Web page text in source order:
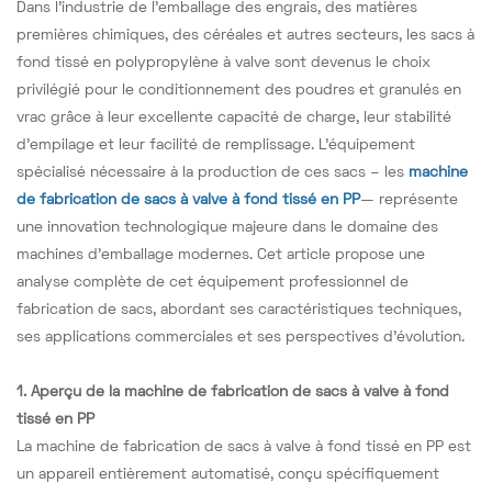
Dans l'industrie de l'emballage des engrais, des matières
premières chimiques, des céréales et autres secteurs, les sacs à
fond tissé en polypropylène à valve sont devenus le choix
privilégié pour le conditionnement des poudres et granulés en
vrac grâce à leur excellente capacité de charge, leur stabilité
d'empilage et leur facilité de remplissage. L'équipement
spécialisé nécessaire à la production de ces sacs – les machine
de fabrication de sacs à valve à fond tissé en PP— représente
une innovation technologique majeure dans le domaine des
machines d'emballage modernes. Cet article propose une
analyse complète de cet équipement professionnel de
fabrication de sacs, abordant ses caractéristiques techniques,
ses applications commerciales et ses perspectives d'évolution.
1. Aperçu de la machine de fabrication de sacs à valve à fond
tissé en PP
La machine de fabrication de sacs à valve à fond tissé en PP est
un appareil entièrement automatisé, conçu spécifiquement